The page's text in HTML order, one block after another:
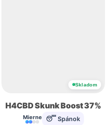
Skladom
H4CBD Skunk Boost 37%
Mierne 😴 Spánok